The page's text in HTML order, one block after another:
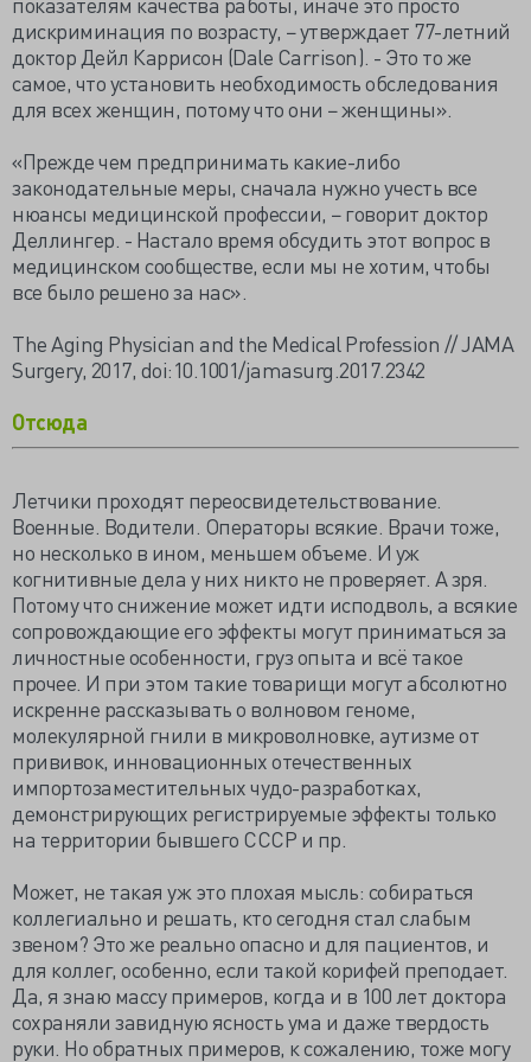
дискриминация по возрасту, − утверждает 77-летний
доктор Дейл Каррисон (Dale Carrison). - Это то же
самое, что установить необходимость обследования
для всех женщин, потому что они − женщины».
«Прежде чем предпринимать какие-либо
законодательные меры, сначала нужно учесть все
нюансы медицинской профессии, − говорит доктор
Деллингер. - Настало время обсудить этот вопрос в
медицинском сообществе, если мы не хотим, чтобы
все было решено за нас».
The Aging Physician and the Medical Profession // JAMA
Surgery, 2017, doi:10.1001/jamasurg.2017.2342
Отсюда
Летчики проходят переосвидетельствование.
Военные. Водители. Операторы всякие. Врачи тоже,
но несколько в ином, меньшем объеме. И уж
когнитивные дела у них никто не проверяет. А зря.
Потому что снижение может идти исподволь, а всякие
сопровождающие его эффекты могут приниматься за
личностные особенности, груз опыта и всё такое
прочее. И при этом такие товарищи могут абсолютно
искренне рассказывать о волновом геноме,
молекулярной гнили в микроволновке, аутизме от
прививок, инновационных отечественных
импортозаместительных чудо-разработках,
демонстрирующих регистрируемые эффекты только
на территории бывшего СССР и пр.
Может, не такая уж это плохая мысль: собираться
коллегиально и решать, кто сегодня стал слабым
звеном? Это же реально опасно и для пациентов, и
для коллег, особенно, если такой корифей преподает.
Да, я знаю массу примеров, когда и в 100 лет доктора
сохраняли завидную ясность ума и даже твердость
руки. Но обратных примеров, к сожалению, тоже могу